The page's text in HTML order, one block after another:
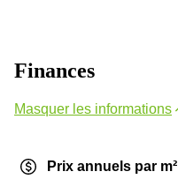
Finances
Masquer les informations
Prix annuels par m²